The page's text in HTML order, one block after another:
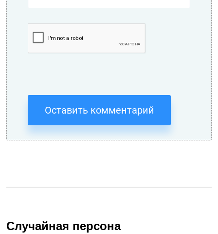
Оставить комментарий
Случайная персона